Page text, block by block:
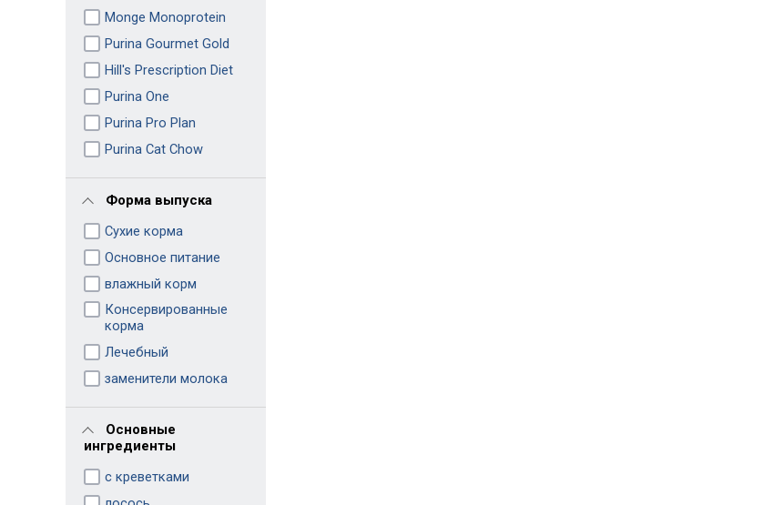
Monge Monoprotein
Purina Gourmet Gold
Hill's Prescription Diet
Purina One
Purina Pro Plan
Purina Cat Chow
Форма выпуска
Сухие корма
Основное питание
влажный корм
Консервированные
корма
Лечебный
заменители молока
Основные
ингредиенты
с креветками